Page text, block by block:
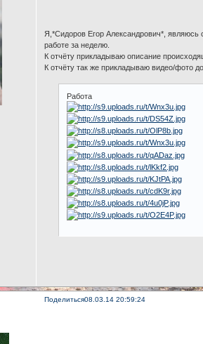
Я,*Cидоров Егор Александрович*,
работе за неделю.
К отчёту прикладываю описание
К отчёту так же прикладываю видео/фото
Работа
Поделиться08.03.14 20:59:24